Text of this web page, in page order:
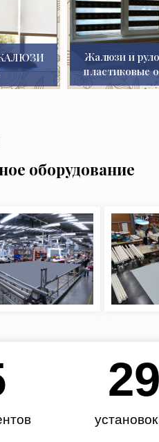
Жалюзи и
пластиковые
оборудование